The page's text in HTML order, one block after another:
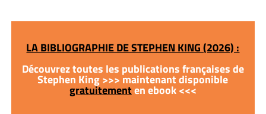
LA BIBLIOGRAPHIE DE STEPHEN KING (2026) :
Découvrez toutes les publications françaises de
Stephen King >>> maintenant disponible
gratuitementen ebook <<<